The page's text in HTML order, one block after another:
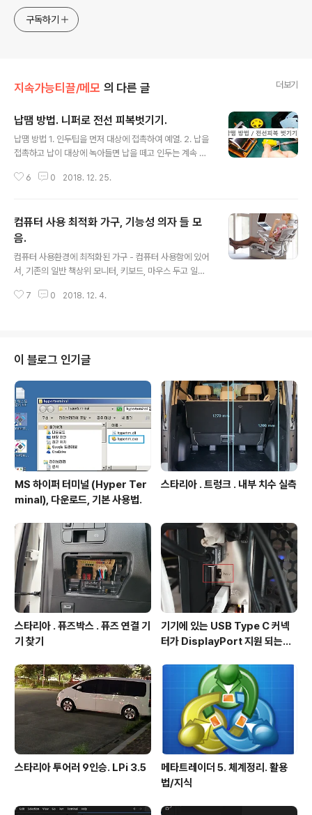
구독하기
지속가능티끌/메모 의 다른 글 더보기
납땜 방법. 니퍼로 전선 피복벗기기.
납땜 방법 1. 인두팁을 먼저 대상에 접촉하여 예열. 2. 납을
접촉하고 납이 대상에 녹아들면 납을 떼고 인두는 계속 접
다. 니퍼로 전선피복 벗기기 니퍼로 전선피복 찝듯이 문 상
내장. - 초특가 가격. http://s.click.aliexpress.com/e/
ls9Y4wUg US $3.65 31% OFF|60 w/80 w 전기 납
땜 인두 온도 조절 가능 220 v 110 v 용접 솔더 철 재 작..
igotit.tistory.com 첫글등록 : 2018년 12월 25일. 최종
수정 : 본글단축주소 : https://igoti..
6 0 2018. 12. 25.
컴퓨터 사용 최적화 가구, 기능성 의자 들 모
음.
컴퓨터 사용환경에 최적화된 가구 - 컴퓨터 사용함에 있어
서, 기존의 일반 책상위 모니터, 키보드, 마우스 두고 일반
rkstation from here (한국업체) ELEMENTO7 from
Daybed Gadget Eclipse Office Partitioning Syst
em iClubby workstation from here Altwork stati
on - 제조사 : https://altwork.com/ - Altwo..
7 0 2018. 12. 4.
이 블로그 인기글
MS 하이퍼 터미널 (Hyper Ter
minal), 다운로드, 기본 사용법.
스타리아 . 트렁크 . 내부 치수 실측
스타리아 . 퓨즈박스 . 퓨즈 연결 기
기 찾기
기기에 있는 USB Type C 커넥
터가 DisplayPort 지원 되는지
스타리아 투어러 9인승. LPi 3.5
메타트레이더 5. 체계정리. 활용
법/지식